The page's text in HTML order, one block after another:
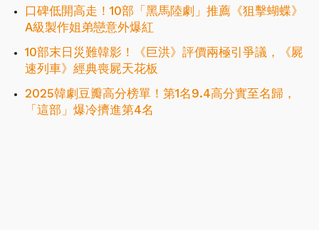
口碑低開高走！10部「黑馬陸劇」推薦《狙擊蝴蝶》
A級製作姐弟戀意外爆紅
10部末日災難韓影！《巨洪》評價兩極引爭議，《屍
速列車》經典喪屍天花板
2025韓劇豆瓣高分榜單！第1名9.4高分實至名歸，
「這部」爆冷擠進第4名